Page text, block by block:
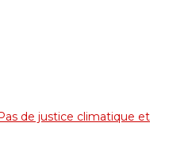
de justice climatique et